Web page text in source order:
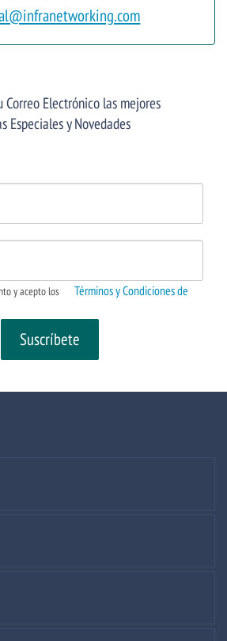
Correo Electrónico las mejores
Especiales y Novedades
y acepto los
Términos y Condiciones de